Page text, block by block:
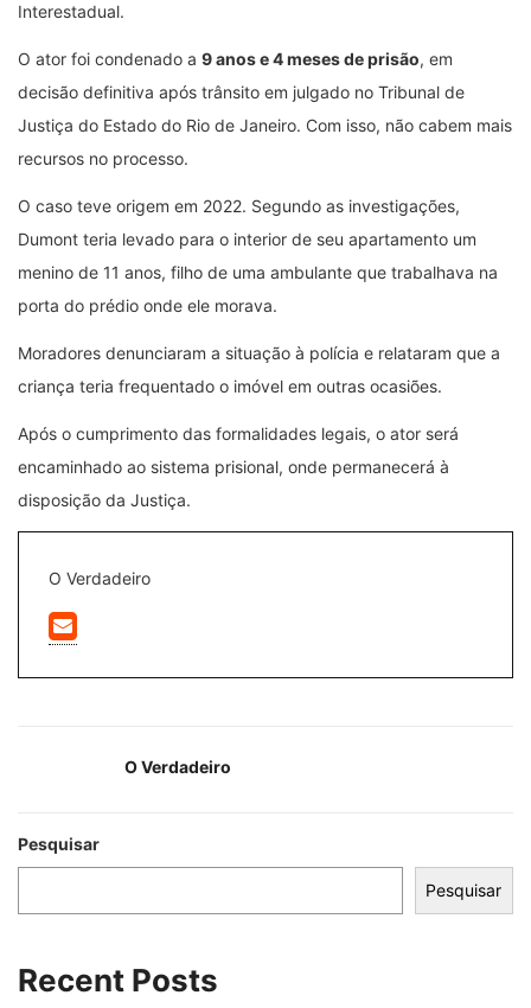
Interestadual.
O ator foi condenado a 9 anos e 4 meses de prisão, em
decisão definitiva após trânsito em julgado no Tribunal de
Justiça do Estado do Rio de Janeiro. Com isso, não cabem mais
recursos no processo.
O caso teve origem em 2022. Segundo as investigações,
Dumont teria levado para o interior de seu apartamento um
menino de 11 anos, filho de uma ambulante que trabalhava na
porta do prédio onde ele morava.
Moradores denunciaram a situação à polícia e relataram que a
criança teria frequentado o imóvel em outras ocasiões.
Após o cumprimento das formalidades legais, o ator será
encaminhado ao sistema prisional, onde permanecerá à
disposição da Justiça.
O Verdadeiro
O Verdadeiro
Pesquisar
Pesquisar
Recent Posts